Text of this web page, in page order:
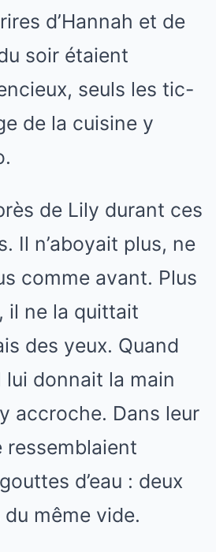
d’Hannah et de
soir étaient
seuls les tic-
de la cuisine y
de Lily durant ces
Il n’aboyait plus, ne
comme avant. Plus
il ne la quittait
des yeux. Quand
lui donnait la main
accroche. Dans leur
ressemblaient
d’eau : deux
même vide.